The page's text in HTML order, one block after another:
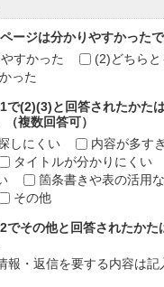
ージは分かりやすかった
すかった
(2)どちら
った
で(2)(3)と回答されたかた
複数回答可）
しにくい
内容が多す
タイトルが分かりにくい
箇条書きや表の活用
その他
でその他と回答されたかた
報・返信を要する内容は記